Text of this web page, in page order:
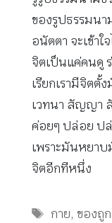
ของรูปธรรมนา
อนัตตา จะเข้า
จิตเป็นแค่คนดู
เรียกเรามีจิตตั้
เวทนา สัญญา
ค่อยๆ ปล่อย ป
เพราะมันหยา
จิตอีกทีหนึ่ง
Tags
กาย, ของถู